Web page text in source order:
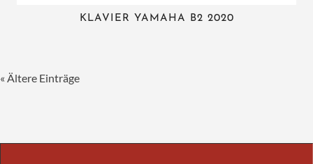
KLAVIER YAMAHA B2 2020
« Ältere Einträge